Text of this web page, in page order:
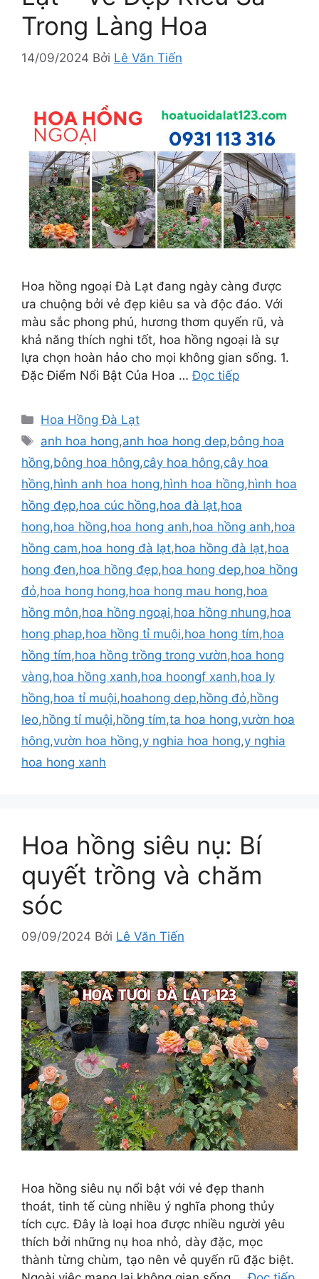
Trong Làng Hoa
14/09/2024 Bởi Lê Văn Tiến
Hoa hồng ngoại Đà Lạt đang ngày càng được
ưa chuộng bởi vẻ đẹp kiêu sa và độc đáo. Với
màu sắc phong phú, hương thơm quyến rũ, và
khả năng thích nghi tốt, hoa hồng ngoại là sự
lựa chọn hoàn hảo cho mọi không gian sống. 1.
Đặc Điểm Nổi Bật Của Hoa …Đọc tiếp
Danh
mục
Hoa Hồng Đà Lạt
Thẻ
anh hoa hong,anh hoa hong dep,bông hoa
hồng,bông hoa hông,cây hoa hông,cây hoa
hồng,hình anh hoa hong,hình hoa hồng,hình hoa
hồng đẹp,hoa cúc hồng,hoa đà lạt,hoa
hong,hoa hồng,hoa hong anh,hoa hồng anh,hoa
hồng cam,hoa hong đà lạt,hoa hồng đà lạt,hoa
hong đen,hoa hồng đẹp,hoa hong dep,hoa hồng
đỏ,hoa hong hong,hoa hong mau hong,hoa
hồng môn,hoa hồng ngoại,hoa hồng nhung,hoa
hong phap,hoa hồng tỉ muội,hoa hong tím,hoa
hồng tím,hoa hồng trồng trong vườn,hoa hong
vàng,hoa hồng xanh,hoa hoongf xanh,hoa ly
hồng,hoa tỉ muội,hoahong dep,hồng đỏ,hồng
leo,hồng tỉ muội,hồng tím,ta hoa hong,vườn hoa
hông,vườn hoa hồng,y nghia hoa hong,y nghia
hoa hong xanh
Hoa hồng siêu nụ: Bí
quyết trồng và chăm
sóc
09/09/2024 Bởi Lê Văn Tiến
Hoa hồng siêu nụ nổi bật với vẻ đẹp thanh
thoát, tinh tế cùng nhiều ý nghĩa phong thủy
tích cực. Đây là loại hoa được nhiều người yêu
thích bởi những nụ hoa nhỏ, dày đặc, mọc
thành từng chùm, tạo nên vẻ quyến rũ đặc biệt.